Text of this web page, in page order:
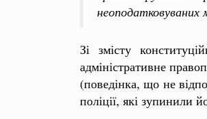
неоподатковуваних
Зі змісту
адміністративне
(поведінка, що не
поліції, які зупинили